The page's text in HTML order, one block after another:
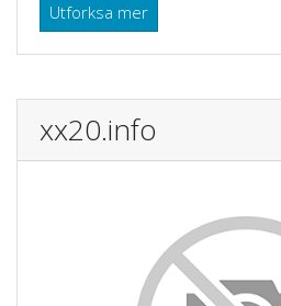
Utforksa mer
xx20.info